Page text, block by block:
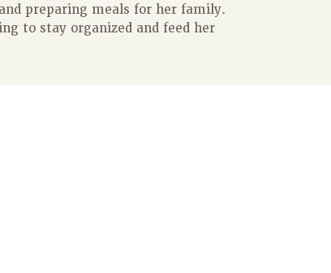
preparing meals for her family.
to stay organized and feed her